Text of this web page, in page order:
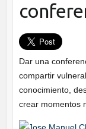
Dar una
compartir
conocimiento,
crear momentos